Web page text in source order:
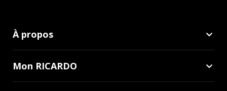
À propos
Mon RICARDO